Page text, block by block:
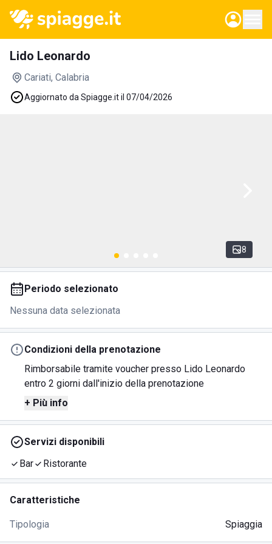
Lido Leonardo
Cariati, Calabria
Aggiornato da Spiagge.it il 07/04/2026
8
Periodo selezionato
Nessuna data selezionata
Condizioni della prenotazione
Rimborsabile tramite voucher presso Lido Leonardo
entro 2 giorni dall'inizio della prenotazione
+ Più info
Servizi disponibili
Bar
Ristorante
Caratteristiche
Tipologia Spiaggia